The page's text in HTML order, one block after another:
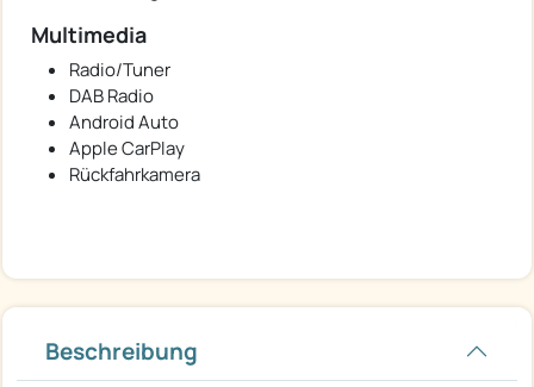
Multimedia
Radio/Tuner
DAB Radio
Android Auto
Apple CarPlay
Rückfahrkamera
Beschreibung